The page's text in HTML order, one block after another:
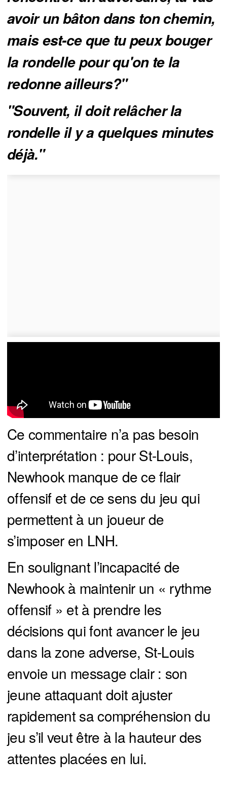
avoir un bâton dans ton chemin,
mais est-ce que tu peux bouger
la rondelle pour qu'on te la
redonne ailleurs?"
"Souvent, il doit relâcher la
rondelle il y a quelques minutes
déjà."
Ce commentaire n’a pas besoin
d’interprétation : pour St-Louis,
Newhook manque de ce flair
offensif et de ce sens du jeu qui
permettent à un joueur de
s’imposer en LNH.
En soulignant l’incapacité de
Newhook à maintenir un « rythme
offensif » et à prendre les
décisions qui font avancer le jeu
dans la zone adverse, St-Louis
envoie un message clair : son
jeune attaquant doit ajuster
rapidement sa compréhension du
jeu s’il veut être à la hauteur des
attentes placées en lui.